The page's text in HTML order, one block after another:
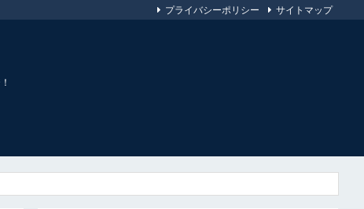
プライバシーポリシー サイトマップ